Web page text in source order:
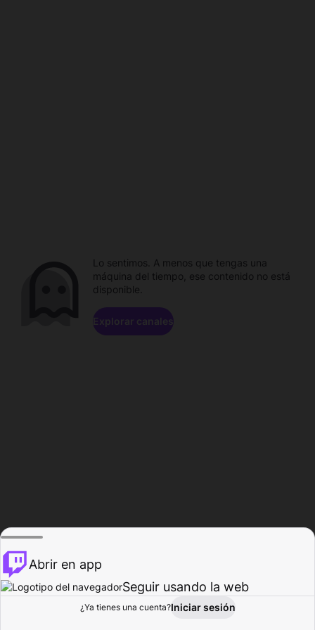
Explorar Actividad
Lo sentimos. A menos que tengas una
máquina del tiempo, ese contenido no está
disponible.
Explorar canales
Abrir en app
Seguir usando la web
¿Ya tienes una cuenta?Iniciar sesión